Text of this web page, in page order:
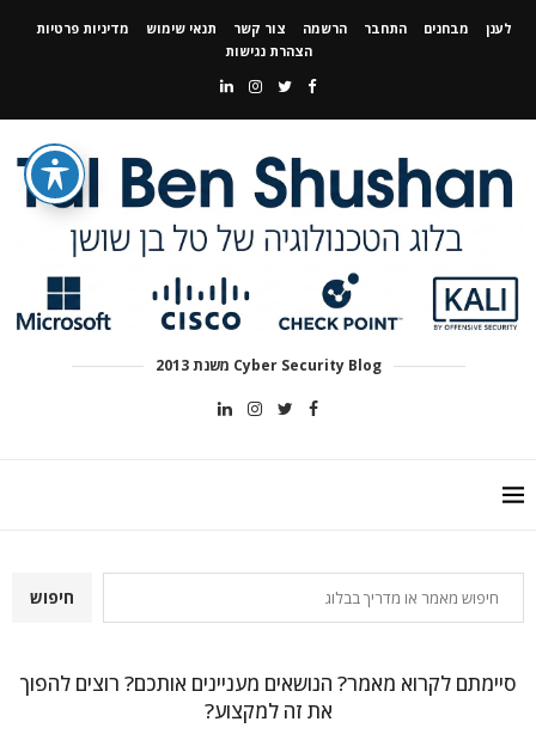
לענן מבחנים התחבר הרשמה צור קשר תנאי שימוש
מדיניות פרטיות
הצהרת נגישות
Cyber Security Blog משנת 2013
חיפוש
סיימתם לקרוא מאמר? הנושאים מעניינים אותכם? רוצים להפוך
את זה למקצוע?